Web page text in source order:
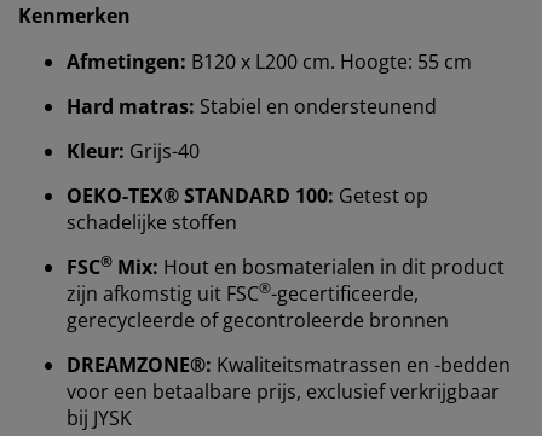
Kenmerken
Afmetingen: B120 x L200 cm. Hoogte: 55 cm
Hard matras: Stabiel en ondersteunend
Kleur: Grijs-40
OEKO-TEX® STANDARD 100: Getest op
schadelijke stoffen
FSC® Mix: Hout en bosmaterialen in dit product
zijn afkomstig uit FSC®-gecertificeerde,
gerecycleerde of gecontroleerde bronnen
DREAMZONE®: Kwaliteitsmatrassen en -bedden
voor een betaalbare prijs, exclusief verkrijgbaar
bij JYSK
identificatoren om je een goede ervaring te bieden
tijdens het bezoeken van onze website. Cookies
verzamelen informatie over jou om functionaliteit,
Wanneer je marketingcookies accepteert, delen we je
browsergegevens met marketingpartners (zoals